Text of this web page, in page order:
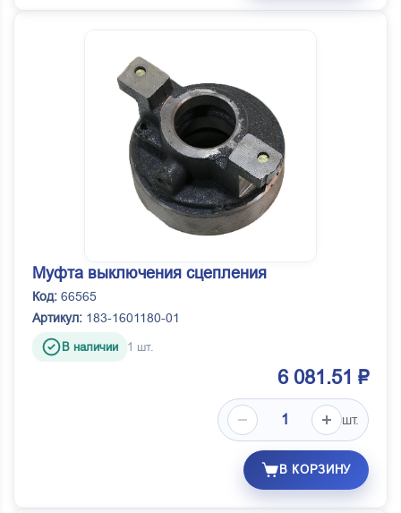
Муфта выключения сцепления
Код: 66565
Артикул: 183-1601180-01
В наличии 1 шт.
6 081.51 ₽
шт.
В КОРЗИНУ